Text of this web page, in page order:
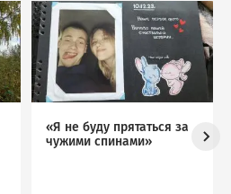
Image
«Я не буду прятаться за
чужими спинами»